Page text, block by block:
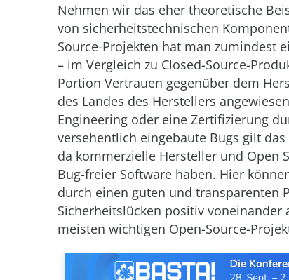
Nehmen wir das eher theoretische
von sicherheitstechnischen
Source-Projekten hat man zumindest
– im Vergleich zu Closed-Source-
Portion Vertrauen gegenüber dem
des Landes des Herstellers
Engineering oder eine Zertifizierung
versehentlich eingebaute Bugs gilt
da kommerzielle Hersteller und Open
Bug-freier Software haben. Hier
durch einen guten und transparenten
Sicherheitslücken positiv
meisten wichtigen Open-Source-